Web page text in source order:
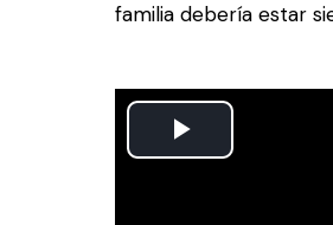
familia debería estar